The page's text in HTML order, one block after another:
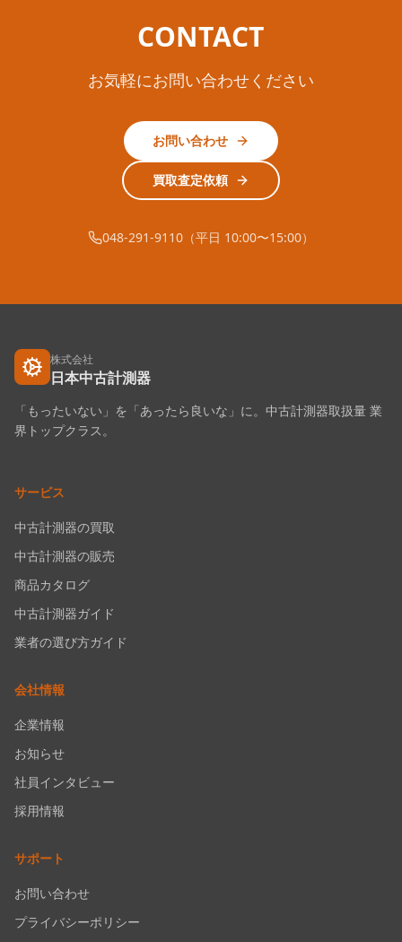
CONTACT
お気軽にお問い合わせください
お問い合わせ
買取査定依頼
048-291-9110（平日 10:00〜15:00）
株式会社
日本中古計測器
「もったいない」を「あったら良いな」に。中古計測器取扱量 業
界トップクラス。
サービス
中古計測器の買取
中古計測器の販売
商品カタログ
中古計測器ガイド
業者の選び方ガイド
会社情報
企業情報
お知らせ
社員インタビュー
採用情報
サポート
お問い合わせ
プライバシーポリシー